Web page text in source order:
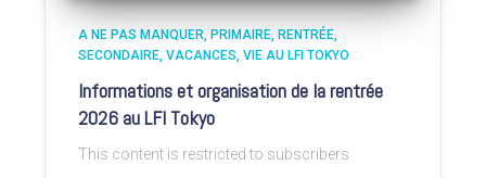
A NE PAS MANQUER PRIMAIRE RENTRÉE
SECONDAIRE VACANCES VIE AU LFI TOKYO
Informations et organisation de la rentrée
2026 au LFI Tokyo
This content is restricted to subscribers